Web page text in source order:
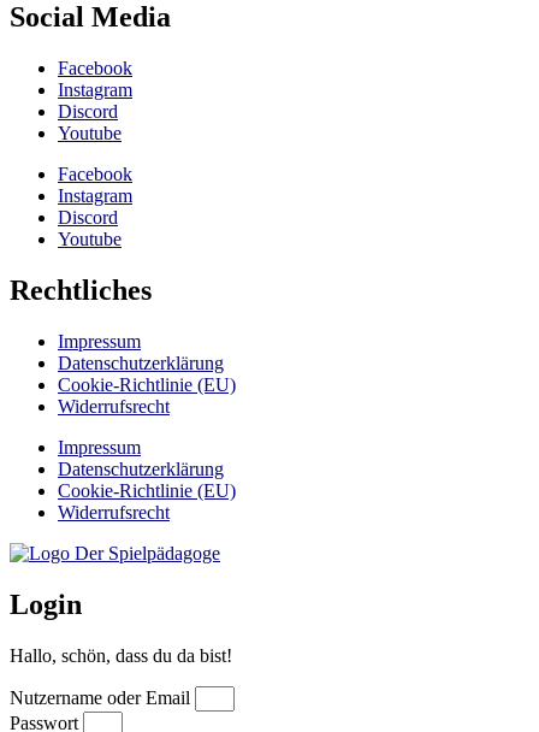
Social Media
Facebook
Instagram
Discord
Youtube
Facebook
Instagram
Discord
Youtube
Rechtliches
Impressum
Datenschutzerklärung
Cookie-Richtlinie (EU)
Widerrufsrecht
Impressum
Datenschutzerklärung
Cookie-Richtlinie (EU)
Widerrufsrecht
Login
Hallo, schön, dass du da bist!
Nutzername oder Email
Passwort